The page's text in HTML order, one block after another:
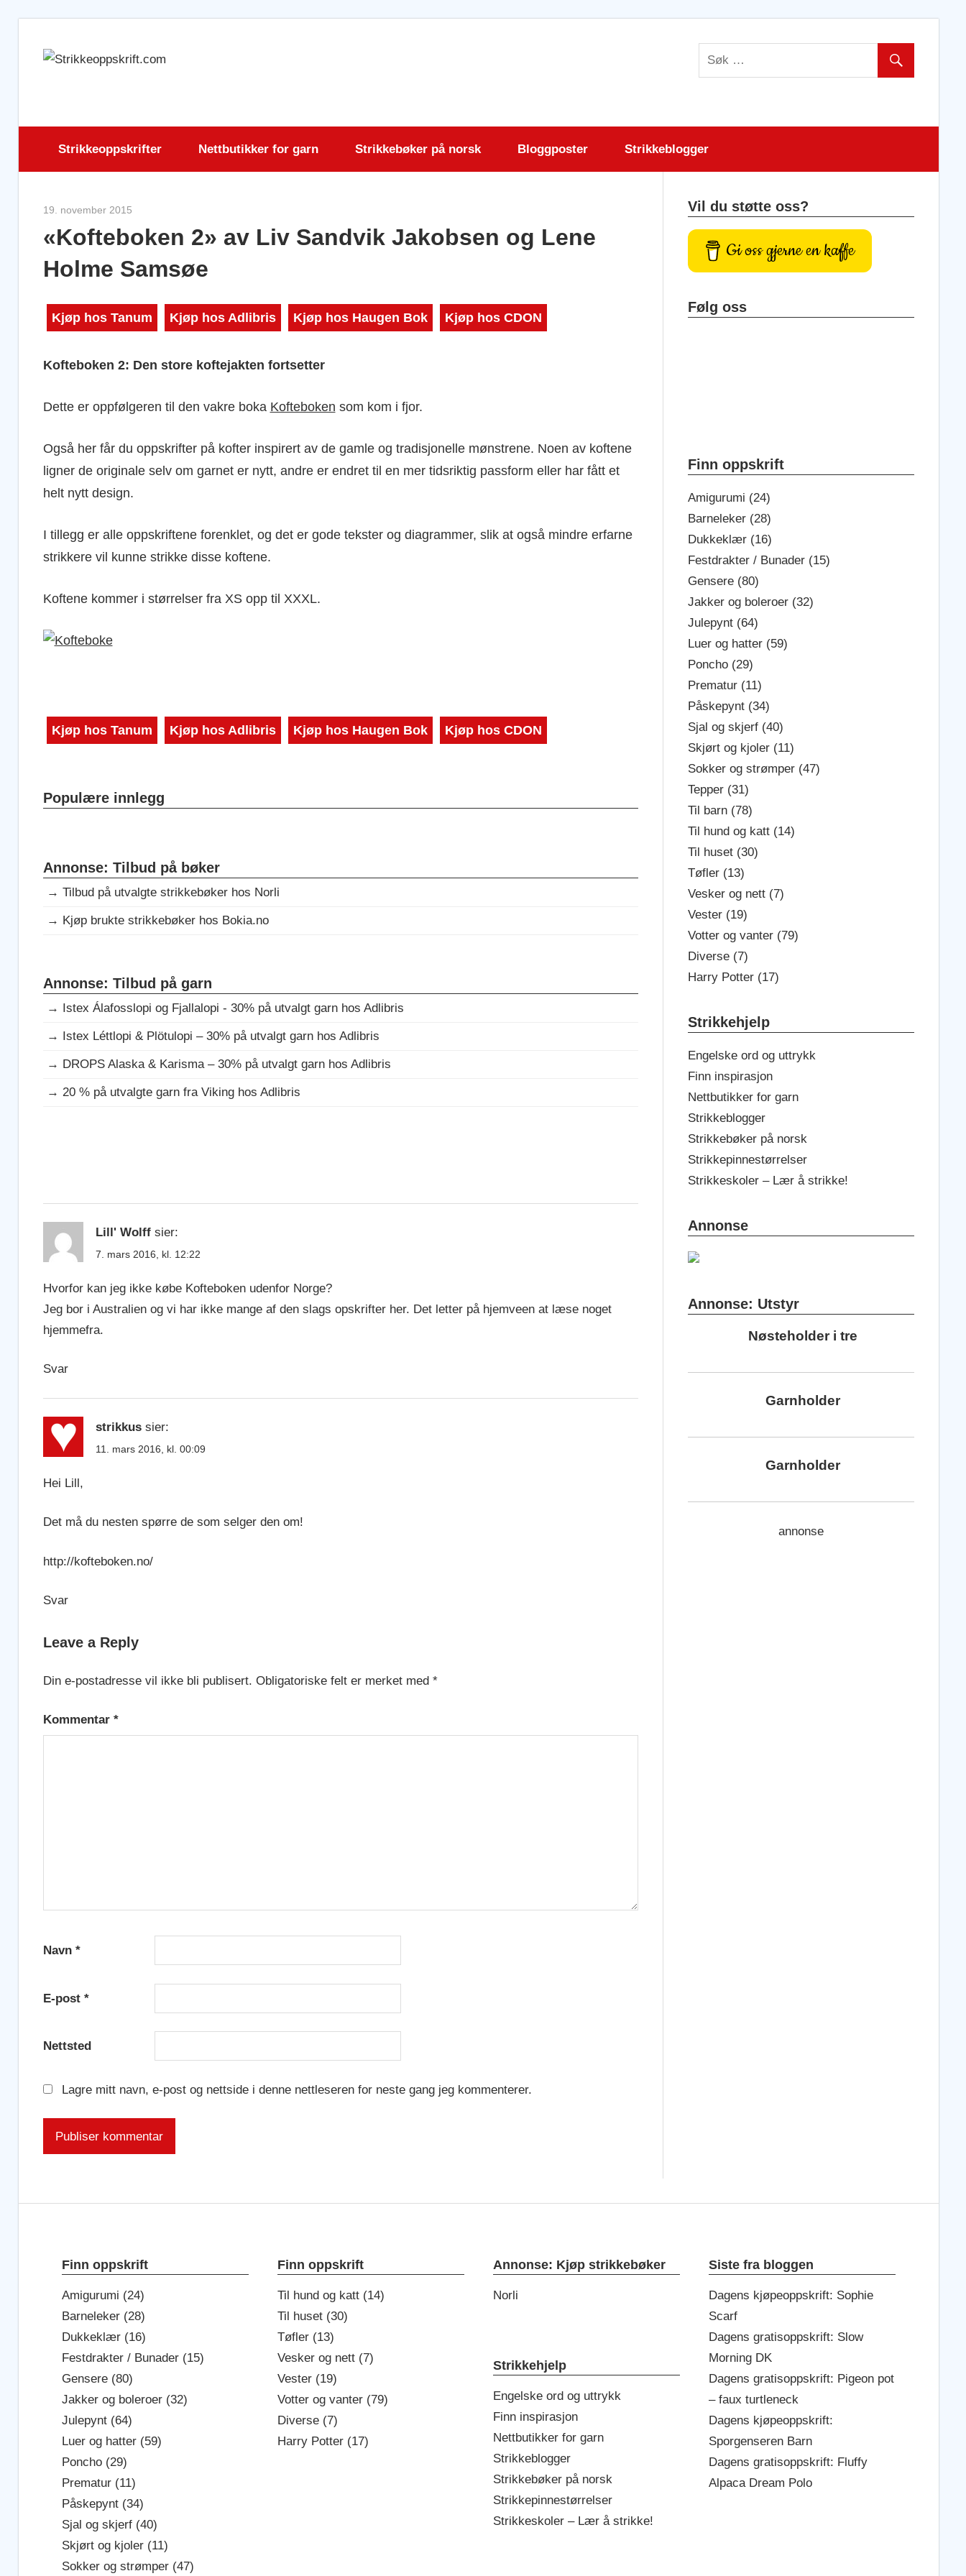
Strikkeoppskrifter Nettbutikker for garn Strikkebøker på norsk Bloggposter Strikkeblogger
19. november 2015
«Kofteboken 2» av Liv Sandvik Jakobsen og Lene
Holme Samsøe
Kjøp hos Tanum Kjøp hos Adlibris Kjøp hos Haugen Bok Kjøp hos CDON
Kofteboken 2: Den store koftejakten fortsetter
Dette er oppfølgeren til den vakre boka Kofteboken som kom i fjor.
Også her får du oppskrifter på kofter inspirert av de gamle og tradisjonelle mønstrene. Noen av koftene
ligner de originale selv om garnet er nytt, andre er endret til en mer tidsriktig passform eller har fått et
helt nytt design.
I tillegg er alle oppskriftene forenklet, og det er gode tekster og diagrammer, slik at også mindre erfarne
strikkere vil kunne strikke disse koftene.
Koftene kommer i størrelser fra XS opp til XXXL.
Kjøp hos Tanum Kjøp hos Adlibris Kjøp hos Haugen Bok Kjøp hos CDON
Populære innlegg
Annonse: Tilbud på bøker
→ Tilbud på utvalgte strikkebøker hos Norli
→ Kjøp brukte strikkebøker hos Bokia.no
Annonse: Tilbud på garn
→ Istex Álafosslopi og Fjallalopi - 30% på utvalgt garn hos Adlibris
→ Istex Léttlopi & Plötulopi – 30% på utvalgt garn hos Adlibris
→ DROPS Alaska & Karisma – 30% på utvalgt garn hos Adlibris
→ 20 % på utvalgte garn fra Viking hos Adlibris
Lill' Wolff sier:
7. mars 2016, kl. 12:22
Hvorfor kan jeg ikke købe Kofteboken udenfor Norge?
Jeg bor i Australien og vi har ikke mange af den slags opskrifter her. Det letter på hjemveen at læse noget
hjemmefra.
Svar
strikkus sier:
11. mars 2016, kl. 00:09
Hei Lill,
Det må du nesten spørre de som selger den om!
http://kofteboken.no/
Svar
Leave a Reply
Din e-postadresse vil ikke bli publisert. Obligatoriske felt er merket med *
Kommentar *
Navn *
E-post *
Nettsted
Lagre mitt navn, e-post og nettside i denne nettleseren for neste gang jeg kommenterer.
Vil du støtte oss?
Gi oss gjerne en kaffe
Følg oss
Finn oppskrift
Amigurumi (24)
Barneleker (28)
Dukkeklær (16)
Festdrakter / Bunader (15)
Gensere (80)
Jakker og boleroer (32)
Julepynt (64)
Luer og hatter (59)
Poncho (29)
Prematur (11)
Påskepynt (34)
Sjal og skjerf (40)
Skjørt og kjoler (11)
Sokker og strømper (47)
Tepper (31)
Til barn (78)
Til hund og katt (14)
Til huset (30)
Tøfler (13)
Vesker og nett (7)
Vester (19)
Votter og vanter (79)
Diverse (7)
Harry Potter (17)
Strikkehjelp
Engelske ord og uttrykk
Finn inspirasjon
Nettbutikker for garn
Strikkeblogger
Strikkebøker på norsk
Strikkepinnestørrelser
Strikkeskoler – Lær å strikke!
Annonse
Annonse: Utstyr
Nøsteholder i tre
Garnholder
Garnholder
annonse
Finn oppskrift
Amigurumi (24)
Barneleker (28)
Dukkeklær (16)
Festdrakter / Bunader (15)
Gensere (80)
Jakker og boleroer (32)
Julepynt (64)
Luer og hatter (59)
Poncho (29)
Prematur (11)
Påskepynt (34)
Sjal og skjerf (40)
Skjørt og kjoler (11)
Sokker og strømper (47)
Finn oppskrift
Til hund og katt (14)
Til huset (30)
Tøfler (13)
Vesker og nett (7)
Vester (19)
Votter og vanter (79)
Diverse (7)
Harry Potter (17)
Annonse: Kjøp strikkebøker
Norli
Strikkehjelp
Engelske ord og uttrykk
Finn inspirasjon
Nettbutikker for garn
Strikkeblogger
Strikkebøker på norsk
Strikkepinnestørrelser
Strikkeskoler – Lær å strikke!
Siste fra bloggen
Dagens kjøpeoppskrift: Sophie
Scarf
Dagens gratisoppskrift: Slow
Morning DK
Dagens gratisoppskrift: Pigeon pot
– faux turtleneck
Dagens kjøpeoppskrift:
Sporgenseren Barn
Dagens gratisoppskrift: Fluffy
Alpaca Dream Polo